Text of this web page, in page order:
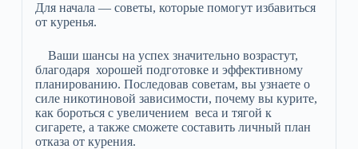
Для начала — советы, которые помогут избавиться
от куренья.
Ваши шансы на успех значительно возрастут,
благодаря хорошей подготовке и эффективному
планированию. Последовав советам, вы узнаете о
силе никотиновой зависимости, почему вы курите,
как бороться с увеличением веса и тягой к
сигарете, а также сможете составить личный план
отказа от курения.